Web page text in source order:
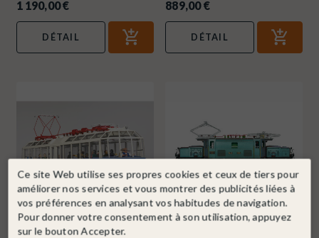
1 190,00 €
DÉTAIL
889,00 €
DÉTAIL
PIKO Ref. 37331
Ce site Web utilise ses propres cookies et ceux de tiers pour
améliorer nos services et vous montrer des publicités liées à
vos préférences en analysant vos habitudes de navigation.
Pour donner votre consentement à son utilisation, appuyez
sur le bouton Accepter.